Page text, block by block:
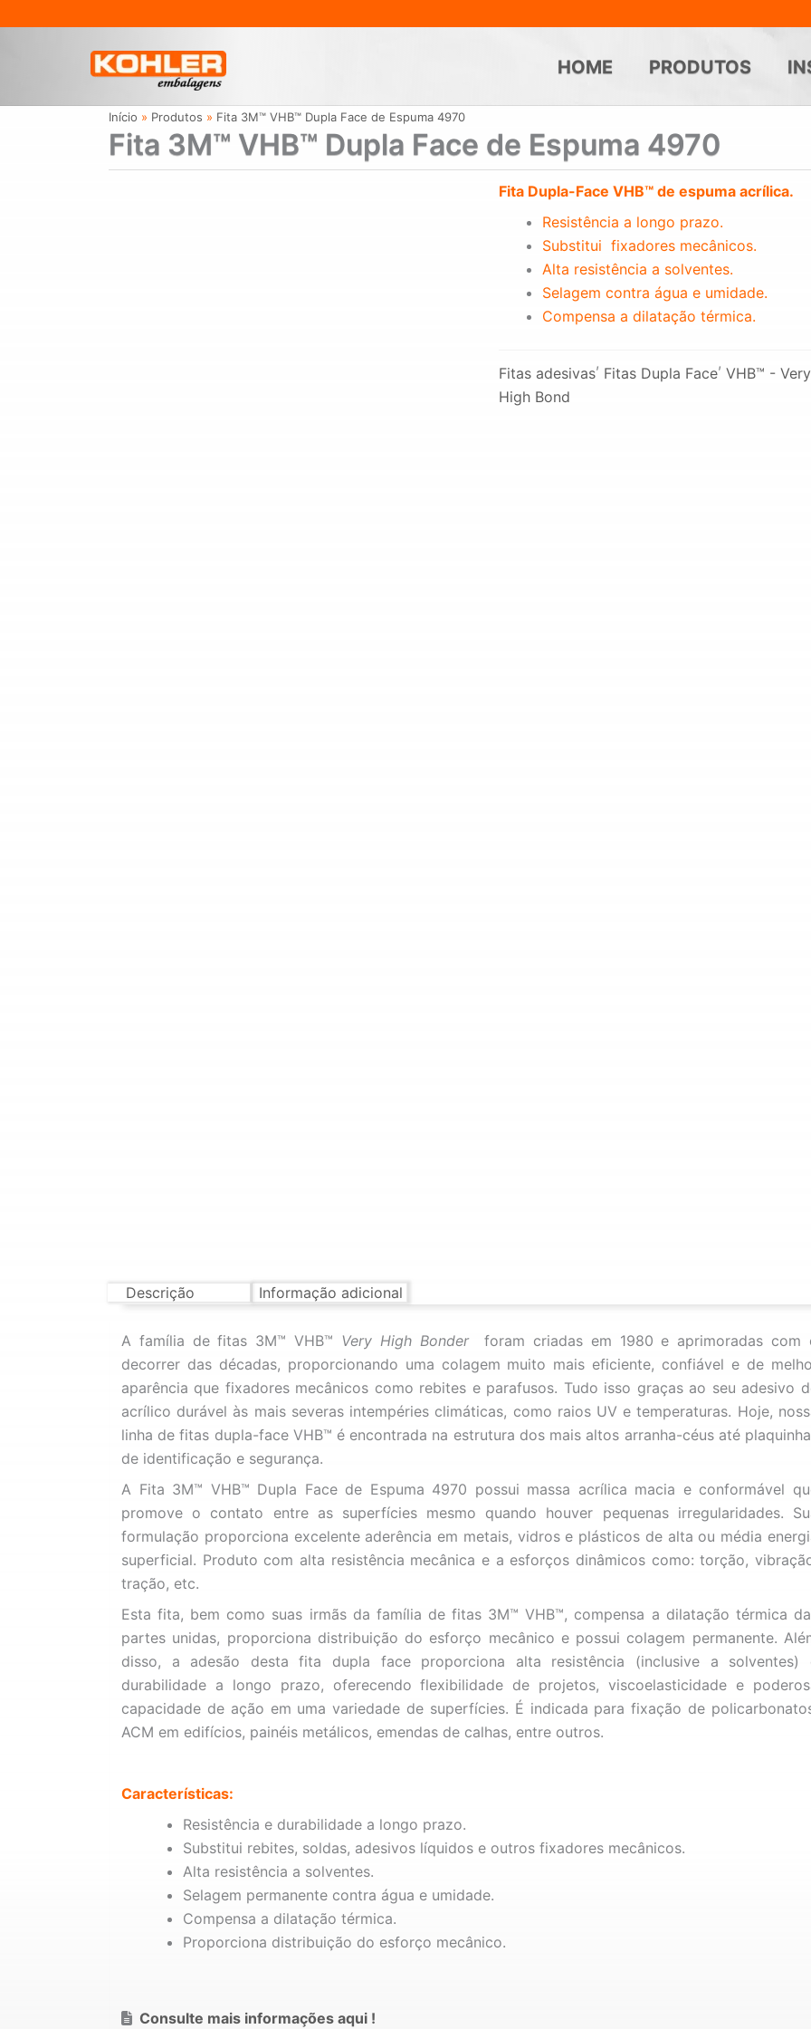
HOME PRODUTOS
Início Produtos Fita 3M™ VHB™ Dupla Face de Espuma 4970
Fita 3M™ VHB™ Dupla Face de Espuma 4970
Fita Dupla-Face VHB™ de espuma acrílica.
Resistência a longo prazo.
Substitui fixadores mecânicos.
Alta resistência a solventes.
Selagem contra água e umidade.
Compensa a dilatação térmica.
Fitas adesivas
,
Fitas Dupla Face
,
VHB™ - Very
High Bond
Descrição Informação adicional
A família de fitas 3M™ VHB™ Very High Bonderforam criadas em 1980 e aprimoradas com
decorrer das décadas, proporcionando uma colagem muito mais eficiente, confiável e de
aparência que fixadores mecânicos como rebites e parafusos. Tudo isso graças ao seu adesivo
acrílico durável às mais severas intempéries climáticas, como raios UV e temperaturas. Hoje,
linha de fitas dupla-face VHB™ é encontrada na estrutura dos mais altos arranha-céus até
de identificação e segurança.
A Fita 3M™ VHB™ Dupla Face de Espuma 4970 possui massa acrílica macia e conformável
promove o contato entre as superfícies mesmo quando houver pequenas irregularidades.
formulação proporciona excelente aderência em metais, vidros e plásticos de alta ou média
superficial. Produto com alta resistência mecânica e a esforços dinâmicos como: torção,
tração, etc.
Esta fita, bem como suas irmãs da família de fitas 3M™ VHB™, compensa a dilatação térmica
partes unidas, proporciona distribuição do esforço mecânico e possui colagem permanente.
disso, a adesão desta fita dupla face proporciona alta resistência (inclusive a solventes)
durabilidade a longo prazo, oferecendo flexibilidade de projetos, viscoelasticidade e
capacidade de ação em uma variedade de superfícies. É indicada para fixação de
ACM em edifícios, painéis metálicos, emendas de calhas, entre outros.
Características:
Resistência e durabilidade a longo prazo.
Substitui rebites, soldas, adesivos líquidos e outros fixadores mecânicos.
Alta resistência a solventes.
Selagem permanente contra água e umidade.
Compensa a dilatação térmica.
Proporciona distribuição do esforço mecânico.
Consulte mais informações aqui !